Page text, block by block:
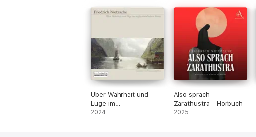
Über Wahrheit und
Lüge im
außermoralischen Sinne
2024
Also sprach
Zarathustra - Hörbuch
2025